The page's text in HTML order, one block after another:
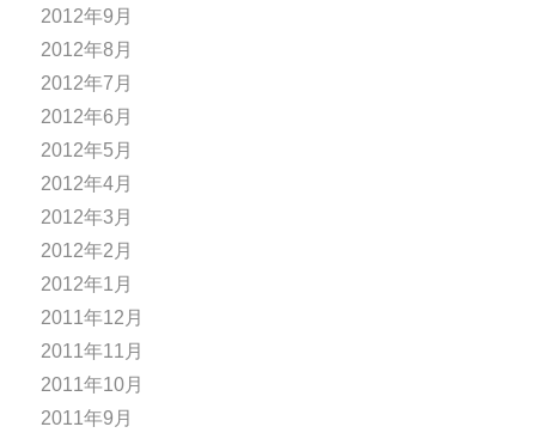
2012年9月
2012年8月
2012年7月
2012年6月
2012年5月
2012年4月
2012年3月
2012年2月
2012年1月
2011年12月
2011年11月
2011年10月
2011年9月